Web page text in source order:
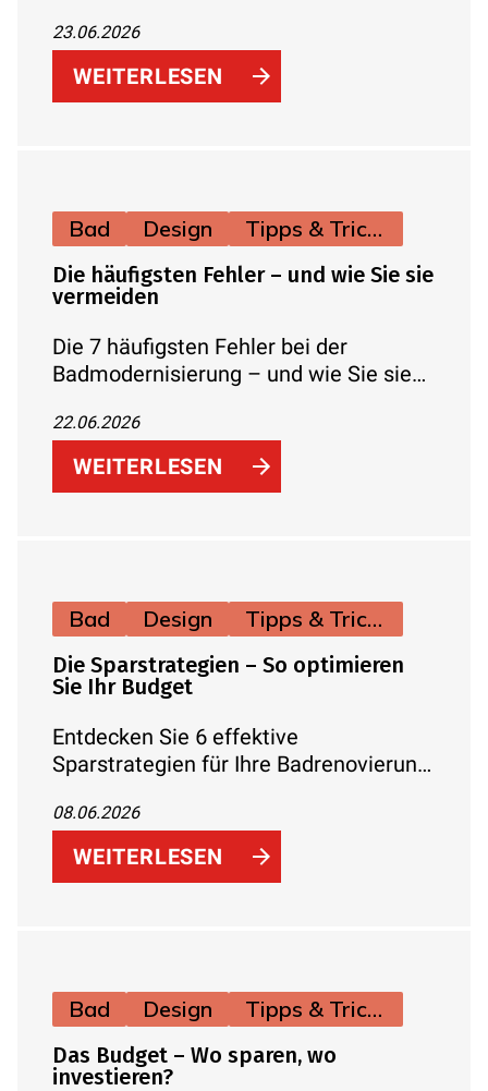
Lüftungsverhalten und Effizienzklassen
einfach erklärt.
23.06.2026
WEITERLESEN
Bad Design Tipps & Tricks
Die häufigsten Fehler – und wie Sie sie
vermeiden
Die 7 häufigsten Fehler bei der
Badmodernisierung – und wie Sie sie
Handwerker und verfügbaren
Förderungen von Anfang an vermeiden.
22.06.2026
WEITERLESEN
Bad Design Tipps & Tricks
Die Sparstrategien – So optimieren
Sie Ihr Budget
Entdecken Sie 6 effektive
Sparstrategien für Ihre Badrenovierung
Fördermittel bis hin zu Eigenleistung.
So holen Sie das Maximum aus Ihrem
Budget heraus.
08.06.2026
WEITERLESEN
Bad Design Tipps & Tricks
Das Budget – Wo sparen, wo
investieren?